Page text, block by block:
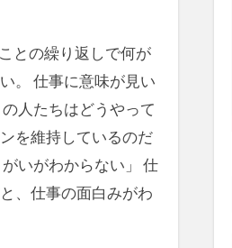
との繰り返しで何が
。 仕事に意味が見い
人たちはどうやって
を維持しているのだ
いがわからない」 仕
、仕事の面白みがわ